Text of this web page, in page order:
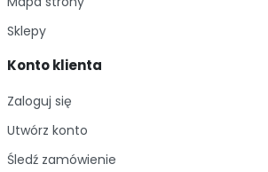
Sklepy
Konto klienta
Zaloguj się
Utwórz konto
Śledź zamówienie